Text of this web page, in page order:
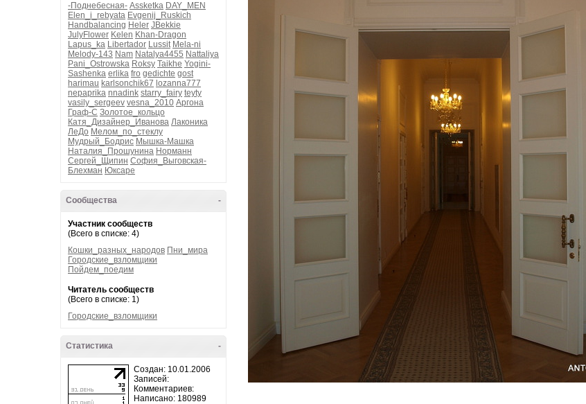
-Поднебесная- Assketka DAY_MEN
Elen_i_rebyata Evgenij_Ruskich
Handbalancing Heler JBekkie
JulyFlower Kelen Khan-Dragon
Lapus_ka Libertador Lussit Mela-ni
Melody-143 Nam Natalya4455 Nattaliya
Pani_Ostrowska Roksy Taikhe Yogini-
Sashenka erlika fro gedichte gost
harimau karlsonchik67 lozanna777
nepaprika nnadink starry_fairy teyty
vasily_sergeev vesna_2010 Аргона
Граф-С Золотое_кольцо
Катя_Дизайнер_Иванова Лаконика
ЛеДо Мелом_по_стеклу
Мудрый_Бодрис Мышка-Машка
Наталия_Прошунина Норманн
Сергей_Щипин София_Выговская-
Блехман Юксаре
-
Сообщества
Участник сообществ
(Всего в списке: 4)
Кошки_разных_народов Пни_мира
Городские_взломщики
Пойдем_поедим
Читатель сообществ
(Всего в списке: 1)
Городские_взломщики
-
Статистика
Создан: 10.01.2006
Записей:
Комментариев:
Написано: 180989